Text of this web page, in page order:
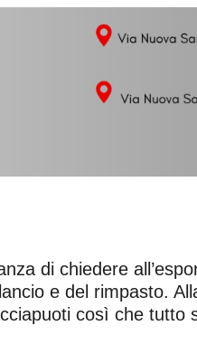
di chiedere
e del rimpasto.
così che tutto